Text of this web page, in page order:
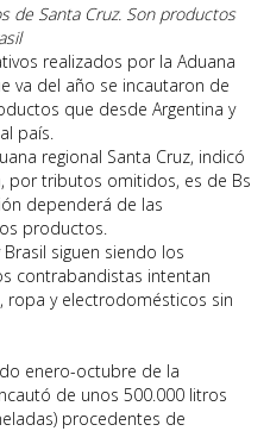
de Santa Cruz. Son productos
realizados por la Aduana
va del año se incautaron de
que desde Argentina y
país.
regional Santa Cruz, indicó
por tributos omitidos, es de Bs
dependerá de las
productos.
siguen siendo los
contrabandistas intentan
ropa y electrodomésticos sin
enero-octubre de la
de unos 500.000 litros
procedentes de